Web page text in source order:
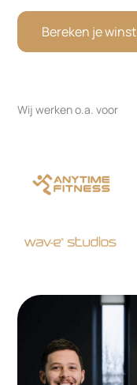
Bereken je winst
Wij werken o.a. voor